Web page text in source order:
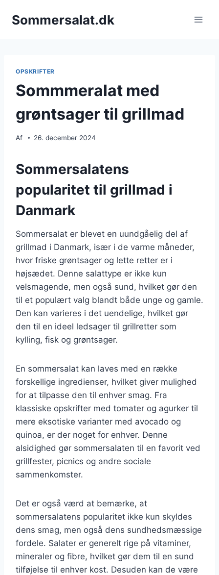
Sommersalat.dk
OPSKRIFTER
Sommmeralat med
grøntsager til grillmad
Af 26. december 2024
Sommersalatens
popularitet til grillmad i
Danmark
Sommersalat er blevet en uundgåelig del af
grillmad i Danmark, især i de varme måneder,
hvor friske grøntsager og lette retter er i
højsædet. Denne salattype er ikke kun
velsmagende, men også sund, hvilket gør den
til et populært valg blandt både unge og gamle.
Den kan varieres i det uendelige, hvilket gør
den til en ideel ledsager til grillretter som
kylling, fisk og grøntsager.
En sommersalat kan laves med en række
forskellige ingredienser, hvilket giver mulighed
for at tilpasse den til enhver smag. Fra
klassiske opskrifter med tomater og agurker til
mere eksotiske varianter med avocado og
quinoa, er der noget for enhver. Denne
alsidighed gør sommersalaten til en favorit ved
grillfester, picnics og andre sociale
sammenkomster.
Det er også værd at bemærke, at
sommersalatens popularitet ikke kun skyldes
dens smag, men også dens sundhedsmæssige
fordele. Salater er generelt rige på vitaminer,
mineraler og fibre, hvilket gør dem til en sund
tilføjelse til enhver kost. Desuden kan de være